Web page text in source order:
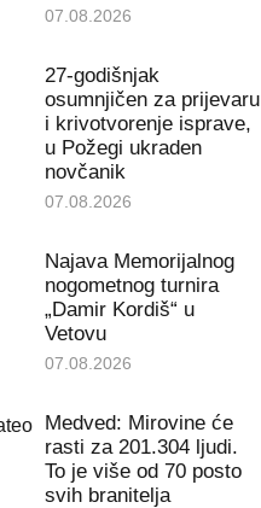
07.08.2026
27-godišnjak
osumnjičen za prijevaru
i krivotvorenje isprave,
u Požegi ukraden
novčanik
07.08.2026
Najava Memorijalnog
nogometnog turnira
„Damir Kordiš“ u
Vetovu
07.08.2026
Medved: Mirovine će
rasti za 201.304 ljudi.
To je više od 70 posto
svih branitelja